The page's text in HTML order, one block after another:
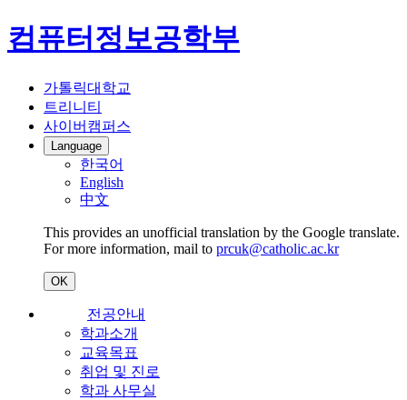
컴퓨터정보공학부
가톨릭대학교
트리니티
사이버캠퍼스
Language
한국어
English
中文
This provides an unofficial translation by the Google translate.
For more information, mail to prcuk@catholic.ac.kr
OK
전공안내
학과소개
교육목표
취업 및 진로
학과 사무실